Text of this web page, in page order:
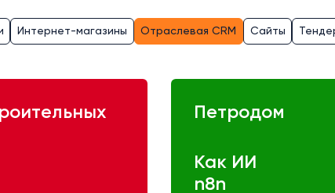
Интернет-магазины Отраслевая CRM Сайты
Петродом
Как ИИ
n8n